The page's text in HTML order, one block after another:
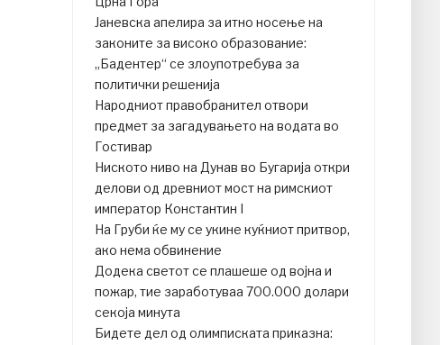
Јаневска апелира за итно носење на
законите за високо образование:
„Бадентер“ се злоупотребува за
политички решенија
Народниот правобранител отвори
предмет за загадувањето на водата во
Гостивар
Ниското ниво на Дунав во Бугарија откри
делови од древниот мост на римскиот
император Константин I
На Груби ќе му се укине куќниот притвор,
ако нема обвинение
Додека светот се плашеше од војна и
пожар, тие заработуваа 700.000 долари
секоја минута
Бидете дел од олимписката приказна: